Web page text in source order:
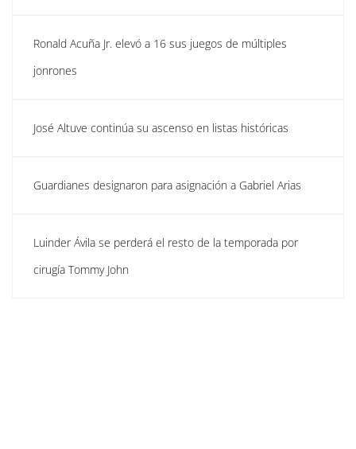
Ronald Acuña Jr. elevó a 16 sus juegos de múltiples
jonrones
José Altuve continúa su ascenso en listas históricas
Guardianes designaron para asignación a Gabriel Arias
Luinder Ávila se perderá el resto de la temporada por
cirugía Tommy John